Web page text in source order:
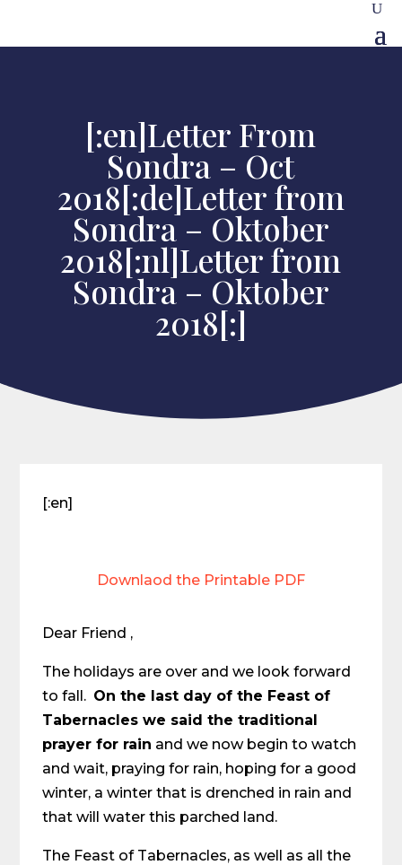
[:en]Letter From
Sondra – Oct
2018[:de]Letter from
Sondra – Oktober
2018[:nl]Letter from
Sondra – Oktober
2018[:]
[:en]
Downlaod the Printable PDF
Dear Friend ,
The holidays are over and we look forward
to fall. On the last day of the Feast of
Tabernacles we said the traditional
prayer for rain and we now begin to watch
and wait, praying for rain, hoping for a good
winter, a winter that is drenched in rain and
that will water this parched land.
The Feast of Tabernacles, as well as all the